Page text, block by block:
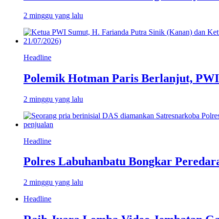
2 minggu yang lalu
Headline
Polemik Hotman Paris Berlanjut,
2 minggu yang lalu
Headline
Polres Labuhanbatu Bongkar
2 minggu yang lalu
Headline